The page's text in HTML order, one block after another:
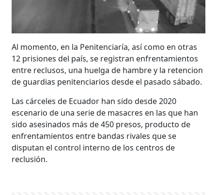
Al momento, en la Penitenciaría, así como en otras
12 prisiones del país, se registran enfrentamientos
entre reclusos, una huelga de hambre y la retencion
de guardias penitenciarios desde el pasado sábado.
Las cárceles de Ecuador han sido desde 2020
escenario de una serie de masacres en las que han
sido asesinados más de 450 presos, producto de
enfrentamientos entre bandas rivales que se
disputan el control interno de los centros de
reclusión.